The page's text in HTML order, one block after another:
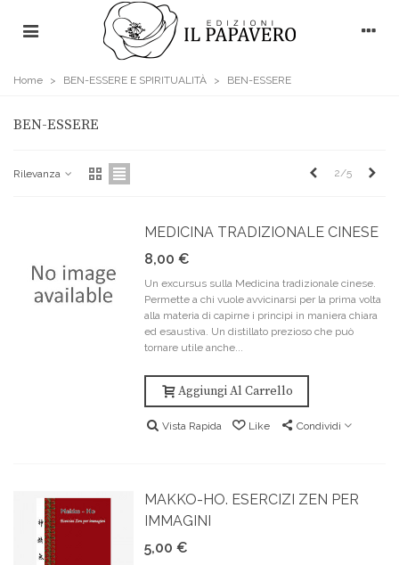
Home > BEN-ESSERE E SPIRITUALITÀ > BEN-ESSERE
BEN-ESSERE
Rilevanza Precedente
2/5
MEDICINA TRADIZIONALE CINESE
8,00 €
Un excursus sulla Medicina tradizionale cinese.
Permette a chi vuole avvicinarsi per la prima volta
alla materia di capirne i principi in maniera chiara
ed esaustiva. Un distillato prezioso che può
tornare utile anche...
Aggiungi Al Carrello
Vista Rapida Like Condividi
MAKKO-HO. ESERCIZI ZEN PER
IMMAGINI
5,00 €